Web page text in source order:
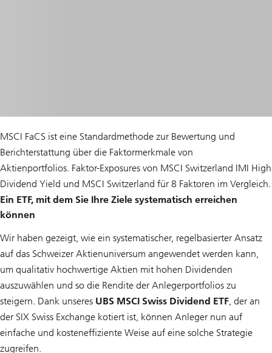
MSCI FaCS ist eine Standardmethode zur Bewertung und
Berichterstattung über die Faktormerkmale von
Aktienportfolios. Faktor-Exposures von MSCI Switzerland IMI High
Dividend Yield und MSCI Switzerland für 8 Faktoren im Vergleich.
Ein ETF, mit dem Sie Ihre Ziele systematisch erreichen
können
Wir haben gezeigt, wie ein systematischer, regelbasierter Ansatz
auf das Schweizer Aktienuniversum angewendet werden kann,
um qualitativ hochwertige Aktien mit hohen Dividenden
auszuwählen und so die Rendite der Anlegerportfolios zu
steigern. Dank unseres UBS MSCI Swiss Dividend ETF, der an
der SIX Swiss Exchange kotiert ist, können Anleger nun auf
einfache und kosteneffiziente Weise auf eine solche Strategie
zugreifen.